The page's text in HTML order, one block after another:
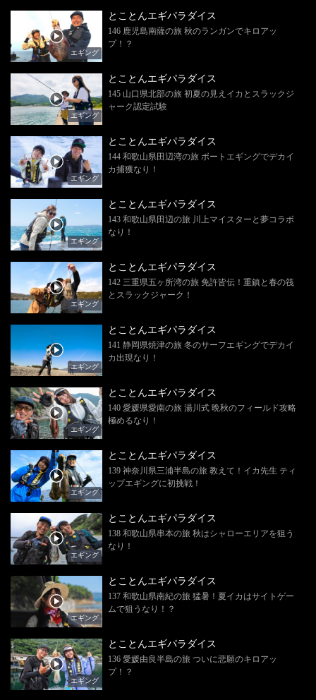
エギング
とことんエギパラダイス
146 鹿児島南薩の旅 秋のランガンでキロアッ
プ！？
エギング
とことんエギパラダイス
145 山口県北部の旅 初夏の見えイカとスラックジ
ャーク認定試験
エギング
とことんエギパラダイス
144 和歌山県田辺湾の旅 ボートエギングでデカイ
カ捕獲なり！
エギング
とことんエギパラダイス
143 和歌山県田辺の旅 川上マイスターと夢コラボ
なり！
エギング
とことんエギパラダイス
142 三重県五ヶ所湾の旅 免許皆伝！重鎮と春の筏
とスラックジャーク！
エギング
とことんエギパラダイス
141 静岡県焼津の旅 冬のサーフエギングでデカイ
カ出現なり！
エギング
とことんエギパラダイス
140 愛媛県愛南の旅 湯川式 晩秋のフィールド攻略
極めるなり！
エギング
とことんエギパラダイス
139 神奈川県三浦半島の旅 教えて！イカ先生 ティ
ップエギングに初挑戦！
エギング
とことんエギパラダイス
138 和歌山県串本の旅 秋はシャローエリアを狙う
なり！
エギング
とことんエギパラダイス
137 和歌山県南紀の旅 猛暑！夏イカはサイトゲー
ムで狙うなり！？
エギング
とことんエギパラダイス
136 愛媛由良半島の旅 ついに悲願のキロアッ
プ！？